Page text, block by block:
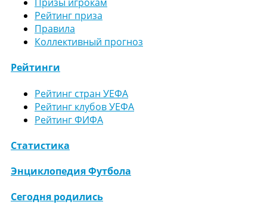
Рейтинг приза
Правила
Коллективный прогноз
Рейтинги
Рейтинг стран УЕФА
Рейтинг клубов УЕФА
Рейтинг ФИФА
Статистика
Энциклопедия Футбола
Сегодня родились